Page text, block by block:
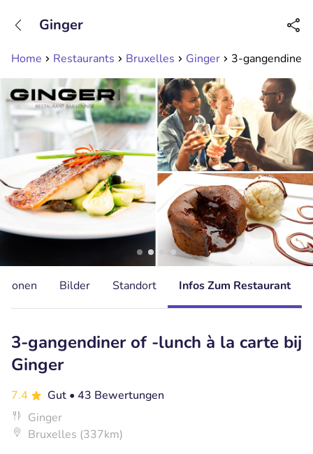
Erreichbar bis 23:00 Uhr (max 0,09€/Min)
Home Restaurants Bruxelles Ginger 3-gangendiner
Ginger
Bilder Standort Infos Zum Restaurant
3-gangendiner of -lunch à la carte bij
Ginger
7.4 Gut • 43 Bewertungen
Ginger
Bruxelles (337km)